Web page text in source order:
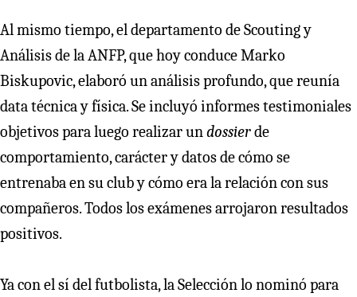
Al mismo tiempo, el departamento de Scouting y
Análisis de la ANFP, que hoy conduce Marko
Biskupovic, elaboró un análisis profundo, que reunía
data técnica y física. Se incluyó informes testimoniales
objetivos para luego realizar undossierde
comportamiento, carácter y datos de cómo se
entrenaba en su club y cómo era la relación con sus
compañeros. Todos los exámenes arrojaron resultados
positivos.
Ya con el sí del futbolista, la Selección lo nominó para